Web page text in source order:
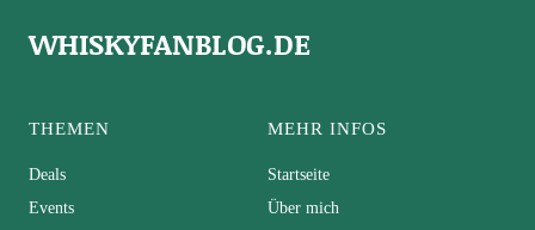
WHISKYFANBLOG.DE
THEMEN
Deals
Events
MEHR INFOS
Startseite
Über mich